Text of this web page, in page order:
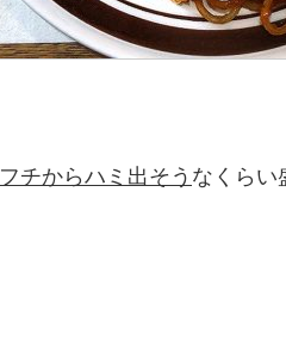
フチからハミ出そう なくらい